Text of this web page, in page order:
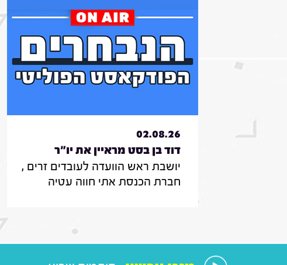
02.08.26
דוד בן בסט מראיין את יו"ר
הוועדה לעובדים זרים , חברת
הכנסת אתי חווה עטיה|31.7.26
יושבת ראש הוועדה לעובדים זרים ,
חברת הכנסת אתי חווה עטיה
רכבת , על הזכאות להעסקת עובד
זר בסיעוד לבני 85 ומעלה ומה מניע